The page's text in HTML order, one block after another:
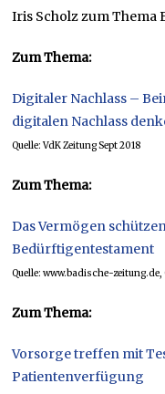
Iris Scholz zum Thema
Zum Thema:
Digitaler Nachlass –
digitalen Nachlass
Quelle: VdK Zeitung Sept 2018
Zum Thema:
Das Vermögen
Bedürftigentestament
Quelle: www.badische-zeitung.de,
Zum Thema:
Vorsorge treffen mit
Patientenverfügung